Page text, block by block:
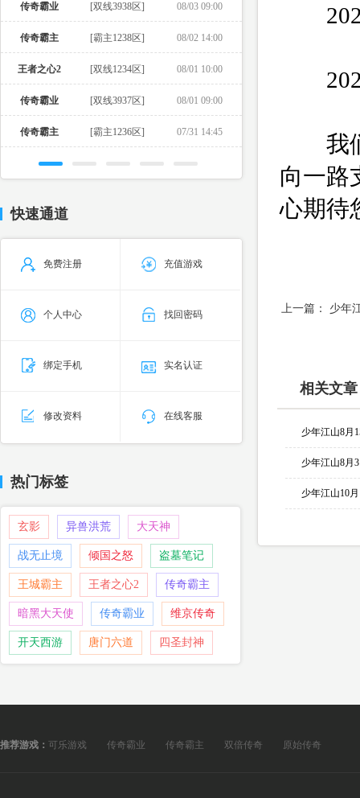
传奇霸业 [双线3938区] 08/03 09:00
传奇霸主 [霸主1238区] 08/02 14:00
王者之心2 [双线1234区] 08/01 10:00
传奇霸业 [双线3937区] 08/01 09:00
传奇霸主 [霸主1236区] 07/31 14:45
快速通道
免费注册 充值游戏
个人中心 找回密码
绑定手机 实名认证
修改资料 在线客服
热门标签
玄影 异兽洪荒 大天神
战无止境 倾国之怒 盗墓笔记
王城霸主 王者之心2 传奇霸主
暗黑大天使 传奇霸业 维京传奇
开天西游 唐门六道 四圣封神
2024
2024
我们
向一路
心期待
上一篇： 少年
相关文章
少年江山8月
少年江山8月
少年江山10
推荐游戏： 可乐游戏 传奇霸业 传奇霸主 双倍传奇 原始传奇